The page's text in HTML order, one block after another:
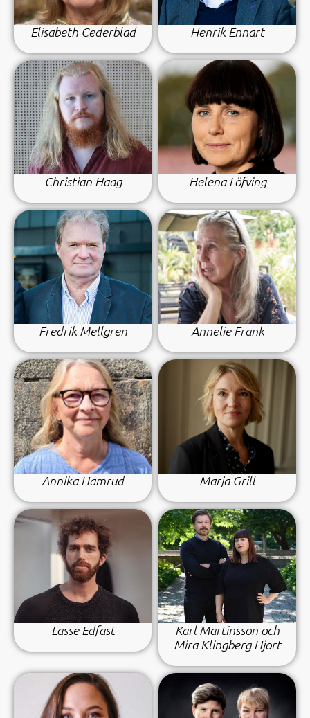
Elisabeth Cederblad Henrik Ennart
Christian Haag Helena Löfving
Fredrik Mellgren Annelie Frank
Annika Hamrud Marja Grill
Lasse Edfast
Karl Martinsson och
Mira Klingberg Hjort